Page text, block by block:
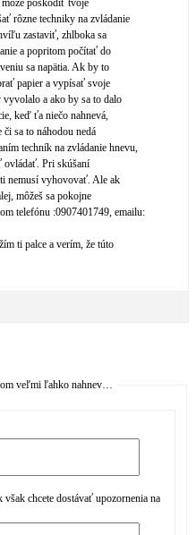
môže poškodiť tvoje
rôzne techniky na zvládanie
zastaviť, zhlboka sa
a popritom počítať do
sa napätia. Ak by to
papier a vypísať svoje
a ako by sa to dalo
keď ťa niečo nahnevá,
sa to náhodou nedá
techník na zvládanie hnevu,
ovládať. Pri skúšaní
nemusí vyhovovať. Ale ak
môžeš sa pokojne
telefónu :0907401749, emailu:
ti palce a verím, že túto
veľmi ľahko nahnev…
chcete dostávať upozornenia na